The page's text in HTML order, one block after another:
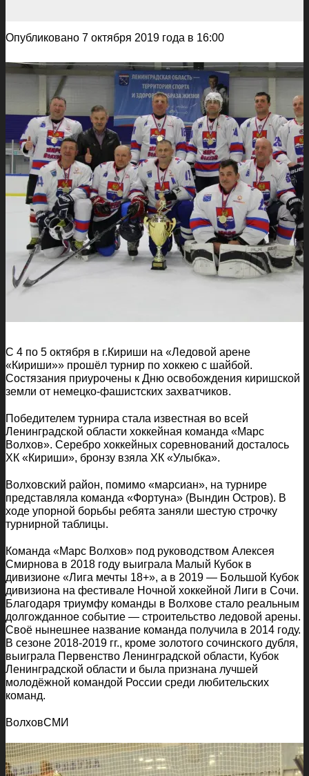
Опубликовано 7 октября 2019 года в 16:00
С 4 по 5 октября в г.Кириши на «Ледовой арене
«Кириши»» прошёл турнир по хоккею с шайбой.
Состязания приурочены к Дню освобождения киришской
земли от немецко-фашистских захватчиков.
Победителем турнира стала известная во всей
Ленинградской области хоккейная команда «Марс
Волхов». Серебро хоккейных соревнований досталось
ХК «Кириши», бронзу взяла ХК «Улыбка».
Волховский район, помимо «марсиан», на турнире
представляла команда «Фортуна» (Вындин Остров). В
ходе упорной борьбы ребята заняли шестую строчку
турнирной таблицы.
Команда «Марс Волхов» под руководством Алексея
Смирнова в 2018 году выиграла Малый Кубок в
дивизионе «Лига мечты 18+», а в 2019 — Большой Кубок
дивизиона на фестивале Ночной хоккейной Лиги в Сочи.
Благодаря триумфу команды в Волхове стало реальным
долгожданное событие — строительство ледовой арены.
Своё нынешнее название команда получила в 2014 году.
В сезоне 2018-2019 гг., кроме золотого сочинского дубля,
выиграла Первенство Ленинградской области, Кубок
Ленинградской области и была признана лучшей
молодёжной командой России среди любительских
команд.
ВолховСМИ